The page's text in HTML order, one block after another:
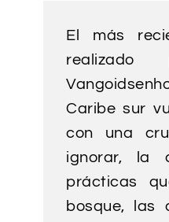
El más
realizado
Caribe sur
con una
ignorar, la
prácticas
bosque, las